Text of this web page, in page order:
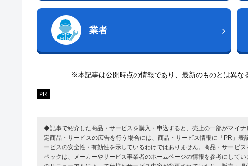
業者
※本記事は公開時点の情報であり、最新のものとは異な
PR
◆記事で紹介した商品・サービスを購入・申込すると、売上の一部がマイ
定商品・サービスの広告を行う場合には、商品・サービス情報に「PR」
ービスの安全性・有効性を示しているわけではありません。商品・サービ
ペックは、メーカーやサービス事業者のホームページの情報を参考にして